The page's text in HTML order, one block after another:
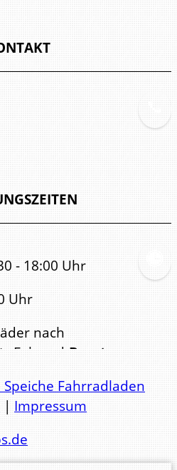
- 18:00 Uhr
Uhr
nach
Fahrrad- Beratungen
83471
Speiche Fahrradladen
| Impressum